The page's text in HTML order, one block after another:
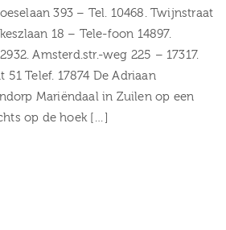
393 – Tel. 10468. Twijnstraat
18 – Tele-foon 14897.
Amsterd.str.-weg 225 – 17317.
51 Telef. 17874 De Adriaan
Mariëndaal in Zuilen op een
op de hoek […]